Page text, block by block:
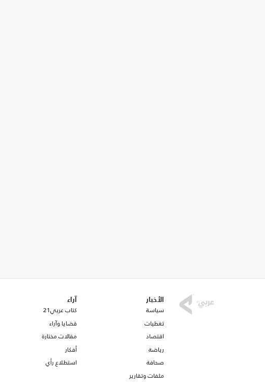
الأخبار
سياسة
تغطيات
اقتصاد
رياضة
صحافة
ملفات وتقارير
آراء
كتاب عربي21
قضايا وآراء
مقالات مختارة
أفكار
استطلاع رأي